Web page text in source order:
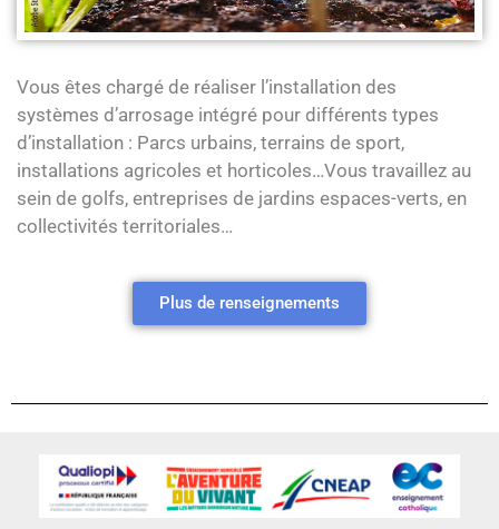
Vous êtes chargé de réaliser l’installation des
systèmes d’arrosage intégré pour différents types
d’installation : Parcs urbains, terrains de sport,
installations agricoles et horticoles…Vous travaillez au
sein de golfs, entreprises de jardins espaces-verts, en
collectivités territoriales…
Plus de renseignements